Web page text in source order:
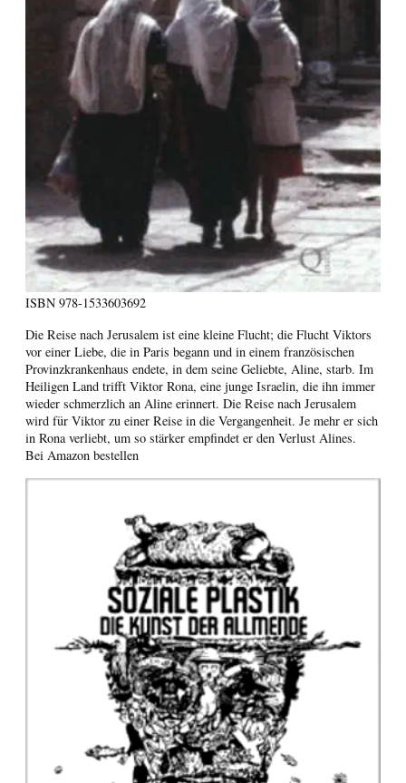
ISBN 978-1533603692
Die Reise nach Jerusalem ist eine kleine Flucht; die Flucht Viktors
vor einer Liebe, die in Paris begann und in einem französischen
Provinzkrankenhaus endete, in dem seine Geliebte, Aline, starb. Im
Heiligen Land trifft Viktor Rona, eine junge Israelin, die ihn immer
wieder schmerzlich an Aline erinnert. Die Reise nach Jerusalem
wird für Viktor zu einer Reise in die Vergangenheit. Je mehr er sich
in Rona verliebt, um so stärker empfindet er den Verlust Alines.
Bei Amazon bestellen